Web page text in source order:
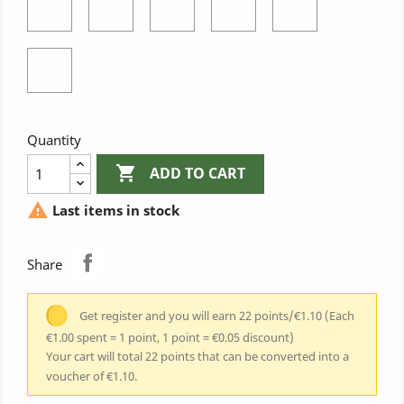
Reflet
Bleu
Blanc
Marine
turquoise
Quantity
 ADD TO CART
 Last items in stock
Share
Get register and you will earn 22 points/€1.10 (Each
€1.00 spent = 1 point, 1 point = €0.05 discount)
Your cart will total 22 points that can be converted into a
voucher of €1.10.